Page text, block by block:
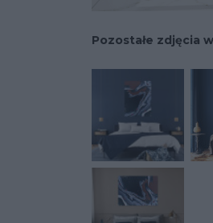
Pozostałe zdjęcia